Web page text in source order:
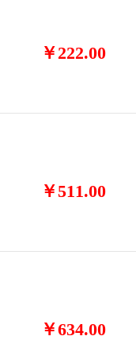
￥222.00
￥511.00
￥634.00